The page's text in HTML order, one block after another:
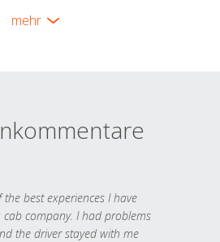
mehr
the best experiences I have
company. I had problems
the driver stayed with me